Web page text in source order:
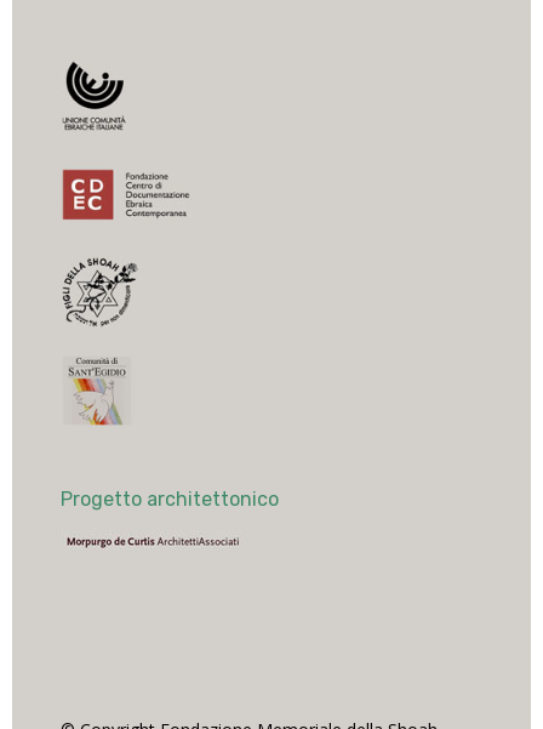
Progetto architettonico